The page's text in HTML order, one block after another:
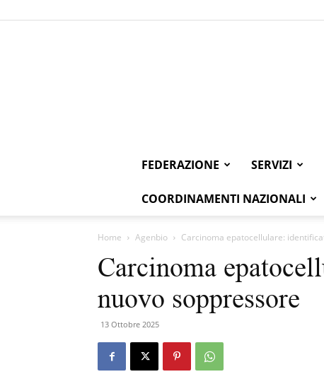
FEDERAZIONE SERVIZI
COORDINAMENTI NAZIONALI
Home Agenbio Carcinoma epatocellulare:
Carcinoma
nuovo soppressore
13 Ottobre 2025